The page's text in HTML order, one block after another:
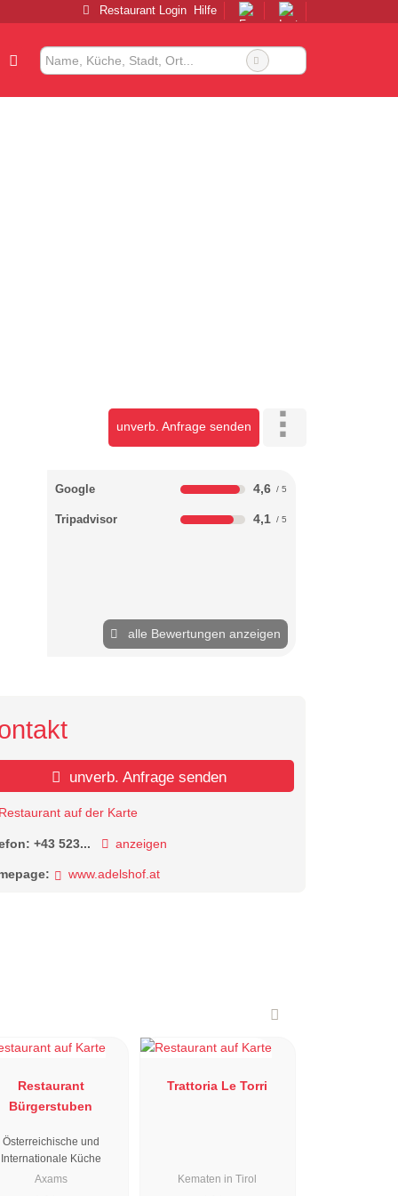
Restaurant Login Hilfe
unverb. Anfrage senden
Google 4,6
Tripadvisor 4,1
alle Bewertungen anzeigen
unverb. Anfrage senden
Restaurant auf der Karte
+43 523... anzeigen
www.adelshof.at
Restaurant
Bürgerstuben
Österreichische und
Internationale Küche
Axams
Trattoria Le Torri
Kematen in Tirol